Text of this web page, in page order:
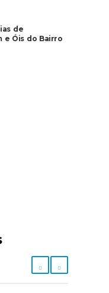
de
e Óis do Bairro